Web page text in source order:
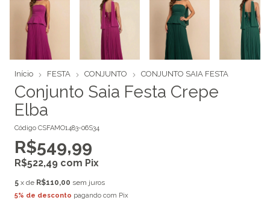
Início FESTA CONJUNTO CONJUNTO SAIA FESTA
Conjunto Saia Festa Crepe
Elba
Código CSFAMO1483-06S34
R$549,99
R$522,49 com Pix
5 x de R$110,00 sem juros
5% de desconto pagando com Pix